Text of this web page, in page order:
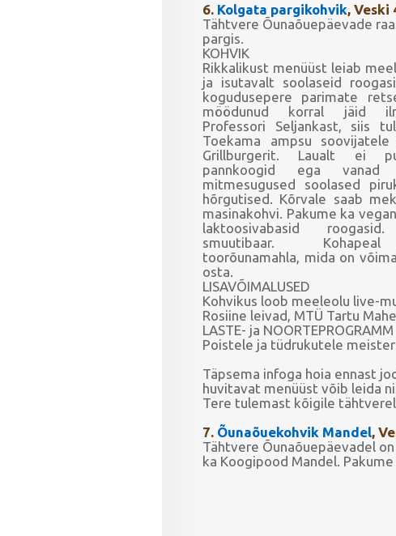
6. Kolgata pargikohvik, Veski
Tähtvere Õunaõuepäevade
pargis.
KOHVIK
Rikkalikust menüüst leiab
ja isutavalt soolaseid
kogudusepere parimate
möödunud korral jäid
Professori Seljankast, siis
Toekama ampsu
Grillburgerit. Laualt ei
pannkoogid ega vanad
mitmesugused soolased
hõrgutised. Kõrvale saab
masinakohvi. Pakume ka
laktoosivabasid
smuutibaar.
toorõunamahla, mida on
osta.
LISAVÕIMALUSED
Kohvikus loob meeleolu live-
Rosiine leivad, MTÜ Tartu
LASTE- ja NOORTEPROGRAMM
Poistele ja tüdrukutele
Täpsema infoga hoia ennast
huvitavat menüüst võib leida
Tere tulemast kõigile
7. Õunaõuekohvik Mandel,
Tähtvere Õunaõuepäevadel
ka Koogipood Mandel.